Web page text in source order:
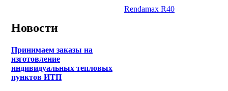
Новости
Принимаем заказы на
изготовление
индивидуальных тепловых
пунктов ИТП
Rendamax R40